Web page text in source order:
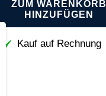
ZUM WARENKORB
HINZUFÜGEN
Kauf auf Rechnung